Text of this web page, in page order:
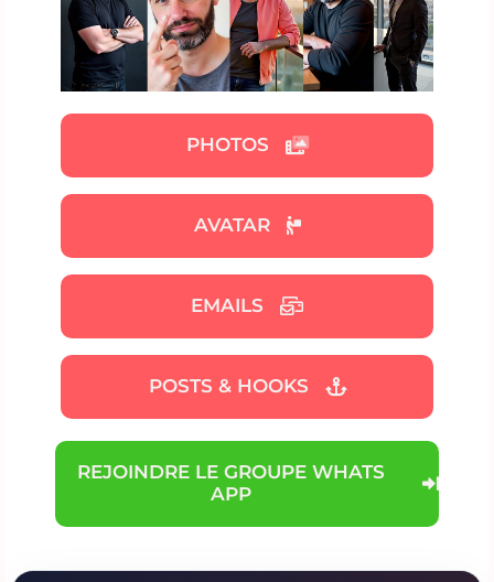
PHOTOS
AVATAR
EMAILS
POSTS & HOOKS
REJOINDRE LE GROUPE WHATS
APP